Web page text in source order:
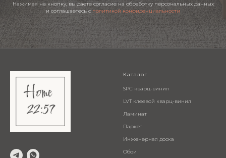
Нажимая на кнопку, вы даете согласие на обработку персональных данных
и соглашаетесь c политикой конфиденциальности
Каталог
SPC кварц-винил
LVT клеевой кварц-винил
Ламинат
Паркет
Инженерная доска
Обои